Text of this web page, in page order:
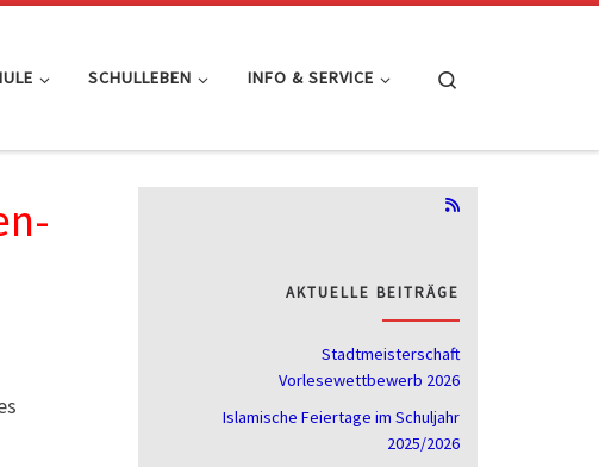
SCHULLEBEN INFO & SERVICE
AKTUELLE BEITRÄGE
Stadtmeisterschaft
Vorlesewettbewerb 2026
Islamische Feiertage im Schuljahr
2025/2026